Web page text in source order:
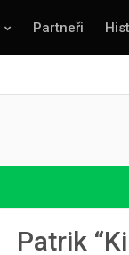
Partneři
Patrik